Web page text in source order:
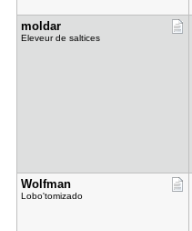
moldar
Eleveur de saltices
Wolfman
Lobo'tomizado